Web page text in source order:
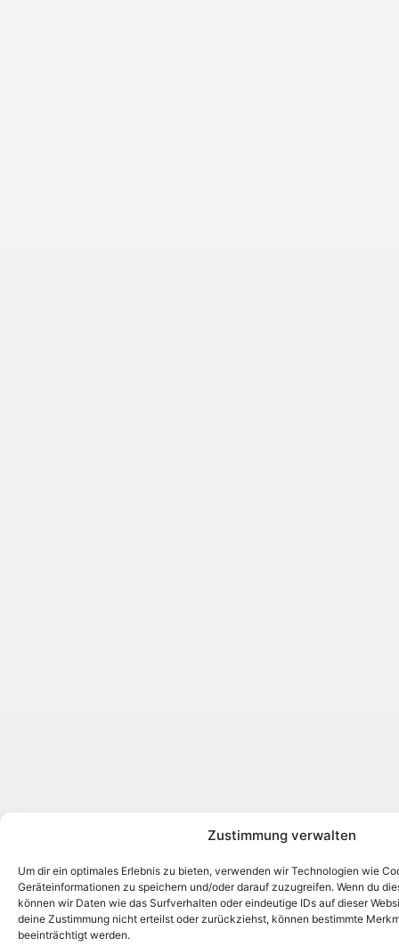
Zustimmung verwalten
Um dir ein optimales Erlebnis zu bieten, verwenden wir Technologien wie
Geräteinformationen zu speichern und/oder darauf zuzugreifen. Wenn du
können wir Daten wie das Surfverhalten oder eindeutige IDs auf dieser
deine Zustimmung nicht erteilst oder zurückziehst, können bestimmte
beeinträchtigt werden.